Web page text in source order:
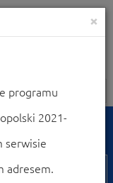
Nawigacja
×
programu
2021-
serwisie
adresem.